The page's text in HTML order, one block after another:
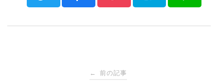
← 前の記事